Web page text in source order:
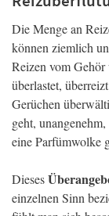
Die Menge an
können ziemlich
Reizen vom
überlastet,
Gerüchen
geht,
eine Parfümwolke
Dieses
einzelnen Sinn